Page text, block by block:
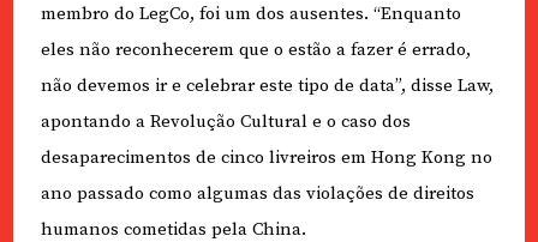
membro do LegCo, foi um dos ausentes. “Enquanto
eles não reconhecerem que o estão a fazer é errado,
não devemos ir e celebrar este tipo de data”, disse Law,
apontando a Revolução Cultural e o caso dos
desaparecimentos de cinco livreiros em Hong Kong no
ano passado como algumas das violações de direitos
humanos cometidas pela China.